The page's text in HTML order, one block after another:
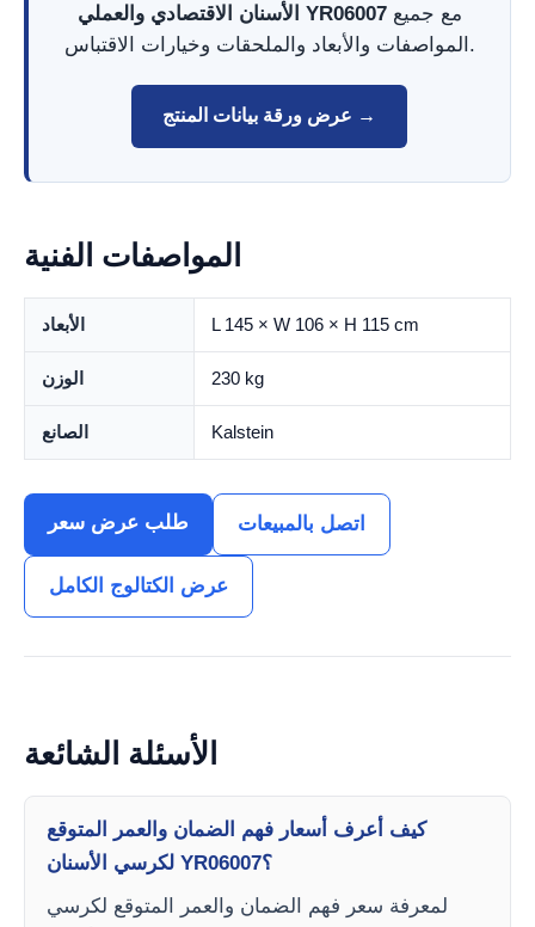
الأسنان الاقتصادي والعملي YR06007مع جميع
المواصفات والأبعاد والملحقات وخيارات الاقتباس.
عرض ورقة بيانات المنتج →
المواصفات الفنية
الأبعاد L 145 × W 106 × H 115 cm
الوزن 230 kg
الصانع Kalstein
طلب عرض سعر اتصل بالمبيعات
عرض الكتالوج الكامل
الأسئلة الشائعة
كيف أعرف أسعار فهم الضمان والعمر المتوقع
لكرسي الأسنان YR06007؟
لمعرفة سعر فهم الضمان والعمر المتوقع لكرسي